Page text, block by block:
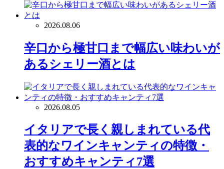
2026.08.06
辛口から極甘口まで幅広い味わいが
あるシェリー酒とは
2026.08.05
イタリアで長く親しまれている代
表的なワインキャンティの特徴・
おすすめキャンティ7選